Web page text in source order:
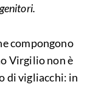
compongono
Virgilio non è
di vigliacchi: in